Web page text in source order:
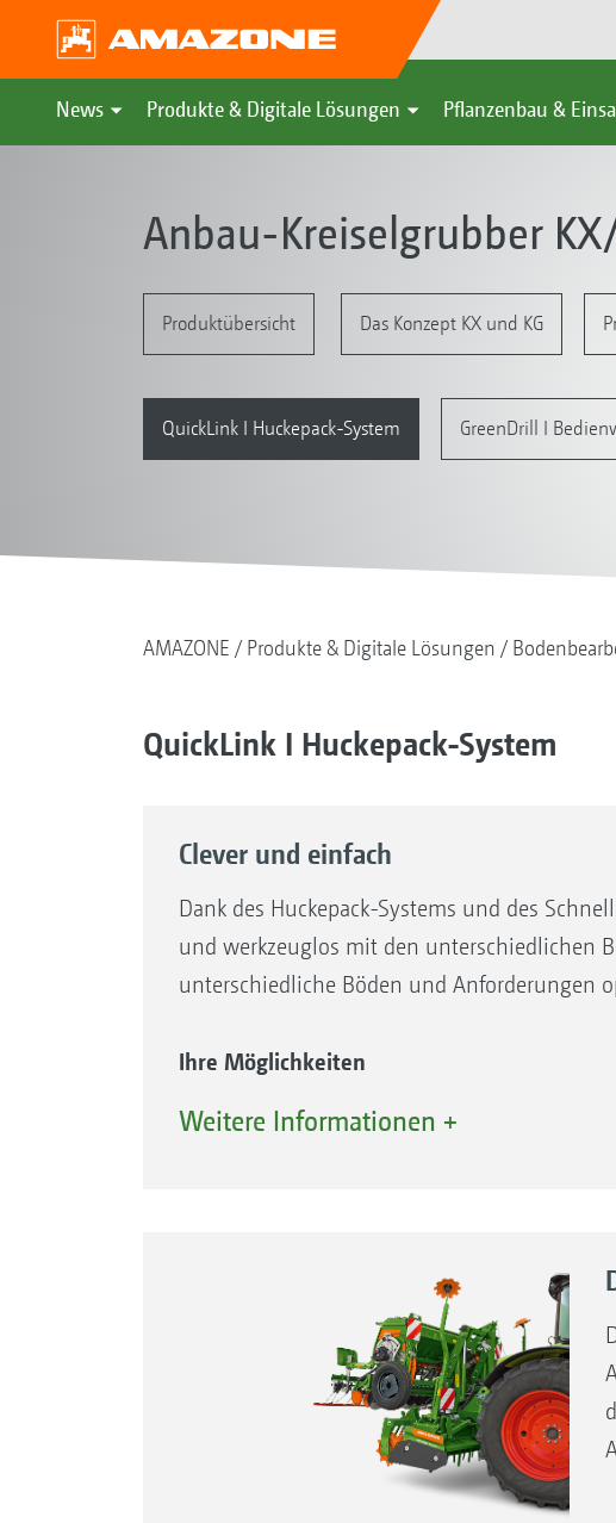
News Produkte & Digitale Lösungen Pflanzenbau &
Anbau-Kreiselgrubber
Produktübersicht Das Konzept KX und KG
QuickLink I Huckepack-System GreenDrill I
AMAZONE Produkte & Digitale Lösungen
QuickLink I Huckepack-System
Clever und einfach
Dank des Huckepack-Systems und des
und werkzeuglos mit den unterschiedlichen
unterschiedliche Böden und Anforderungen
Ihre Möglichkeiten
Kreiselegge KE 02 Rotamix
Stabwalze SW
Zahnpackerwalze PW
Trapezringwalze TRW
Keilringwalze KW oder
Weitere Informationen +